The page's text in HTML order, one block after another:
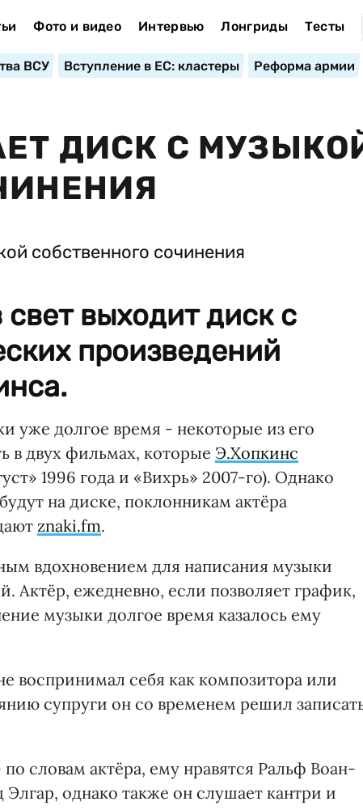
Фото и видео Интервью Лонгриды Тесты
ВСУ Вступление в ЕС: кластеры Реформа армии
ДИСК С
выходит диск с
произведений
уже долгое время - некоторые из его
в двух фильмах, которые Э.Хопкинс
1996 года и «Вихрь» 2007-го). Однако
на диске, поклонникам актёра
znaki.fm.
вдохновением для написания музыки
ежедневно, если позволяет график,
музыки долгое время казалось ему
воспринимал себя как композитора или
супруги он со временем решил
словам актёра, ему нравятся Ральф Воан-
однако также он слушает кантри и